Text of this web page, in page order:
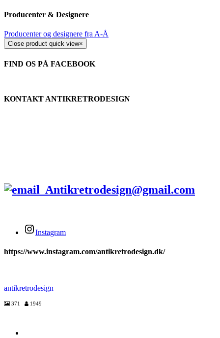
Producenter & Designere
Producenter og designere fra A-Å
Close product quick view×
FIND OS PÅ FACEBOOK
KONTAKT ANTIKRETRODESIGN
Antikretrodesign@gmail.com
Instagram
https://www.instagram.com/antikretrodesign.dk/
antikretrodesign
371 1949